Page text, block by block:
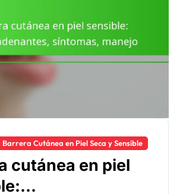
Barrera Cutánea en Piel Seca y Sensible
cutánea en piel